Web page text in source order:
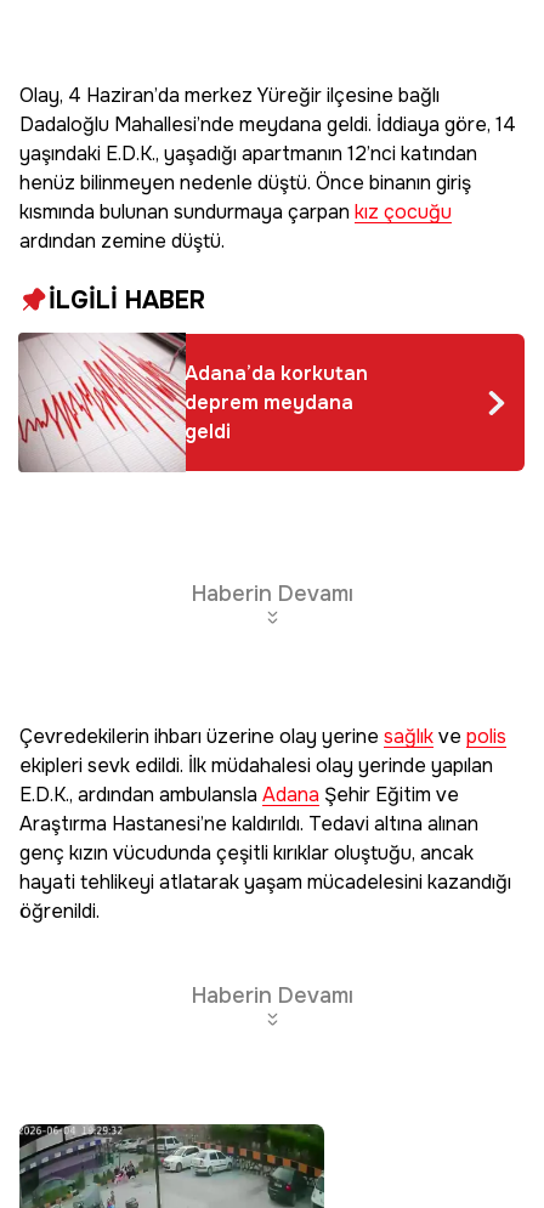
Olay, 4 Haziran’da merkez Yüreğir ilçesine bağlı
Dadaloğlu Mahallesi’nde meydana geldi. İddiaya göre, 14
yaşındaki E.D.K., yaşadığı apartmanın 12’nci katından
henüz bilinmeyen nedenle düştü. Önce binanın giriş
kısmında bulunan sundurmaya çarpan kız çocuğu
ardından zemine düştü.
İLGİLİ HABER
Adana’da korkutan
deprem meydana
geldi
Haberin Devamı
Çevredekilerin ihbarı üzerine olay yerine sağlıkve polis
ekipleri sevk edildi. İlk müdahalesi olay yerinde yapılan
E.D.K., ardından ambulansla Adana Şehir Eğitim ve
Araştırma Hastanesi’ne kaldırıldı. Tedavi altına alınan
genç kızın vücudunda çeşitli kırıklar oluştuğu, ancak
hayati tehlikeyi atlatarak yaşam mücadelesini kazandığı
öğrenildi.
Haberin Devamı